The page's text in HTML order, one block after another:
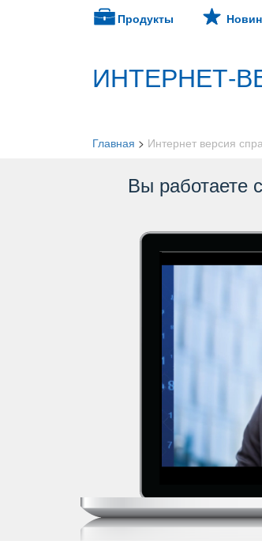
Продукты
ИНТЕРНЕТ-
Главная > Интернет версия
ы работаете